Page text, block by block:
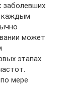
заболевших
каждым
может
этапах
мере